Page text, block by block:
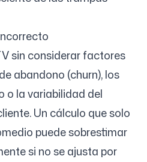
sin considerar factores
abandono (churn), los
o la variabilidad del
Un cálculo que solo
puede sobrestimar
si no se ajusta por